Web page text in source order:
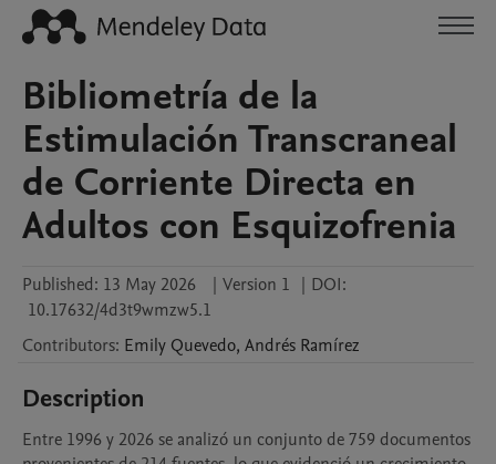
Bibliometría de la
Estimulación Transcraneal
de Corriente Directa en
Adultos con Esquizofrenia
Published: 13 May 2026 | Version 1 | DOI:
10.17632/4d3t9wmzw5.1
Contributors: Emily Quevedo, Andrés Ramírez
Description
Entre 1996 y 2026 se analizó un conjunto de 759 documentos